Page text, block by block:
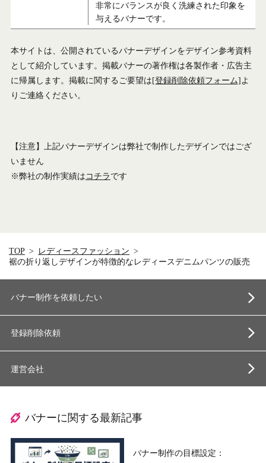
非常にバランスが良く洗練された印象を
与えるバナーです。
本サイトは、公開されているバナーデザインをデザイン参考資料
として紹介しています。掲載バナーの著作権は各製作者・広告主
に帰属します。掲載に関するご要望は[登録削除依頼フォーム]よ
りご連絡ください。
【注意】上記バナーデザインは弊社で制作したデザインではござ
いません
※弊社の制作実績はコチラです
TOP
レディースファッション
裾の折り返しデザインが特徴的なレディースデニムパンツの販売
バナー制作を依頼したい
登録削除依頼
運営会社
バナーに関する最新記事
バナー制作の目標設定：